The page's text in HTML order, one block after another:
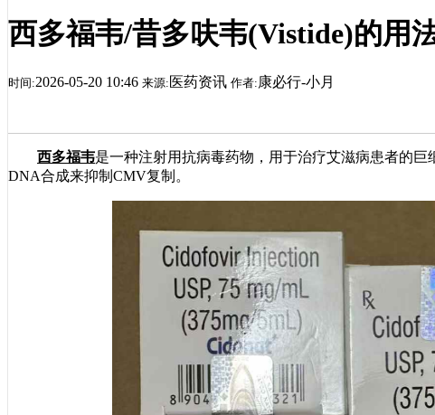
西多福韦/昔多呋韦(Vistide)的用
时间:2026-05-20 10:46 来源: 医药资讯 作者: 康必行-小月
西多福韦是一种注射用抗病毒药物，用于治疗艾滋病患者的
DNA合成来抑制CMV复制。